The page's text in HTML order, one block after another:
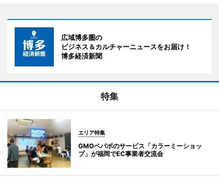
広域博多圏の
ビジネス＆カルチャーニュースをお届け！
博多経済新聞
特集
エリア特集
GMOペパボのサービス「カラーミーショッ
プ」が福岡でEC事業者交流会